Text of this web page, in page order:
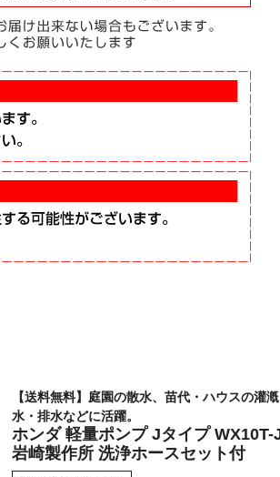
【送料無料】庭園の散水、苗代・ハウスの灌
水・排水などに活躍。
ホンダ 軽量ポンプ Jタイプ WX10T-
岩崎製作所 洗浄ホースセット付